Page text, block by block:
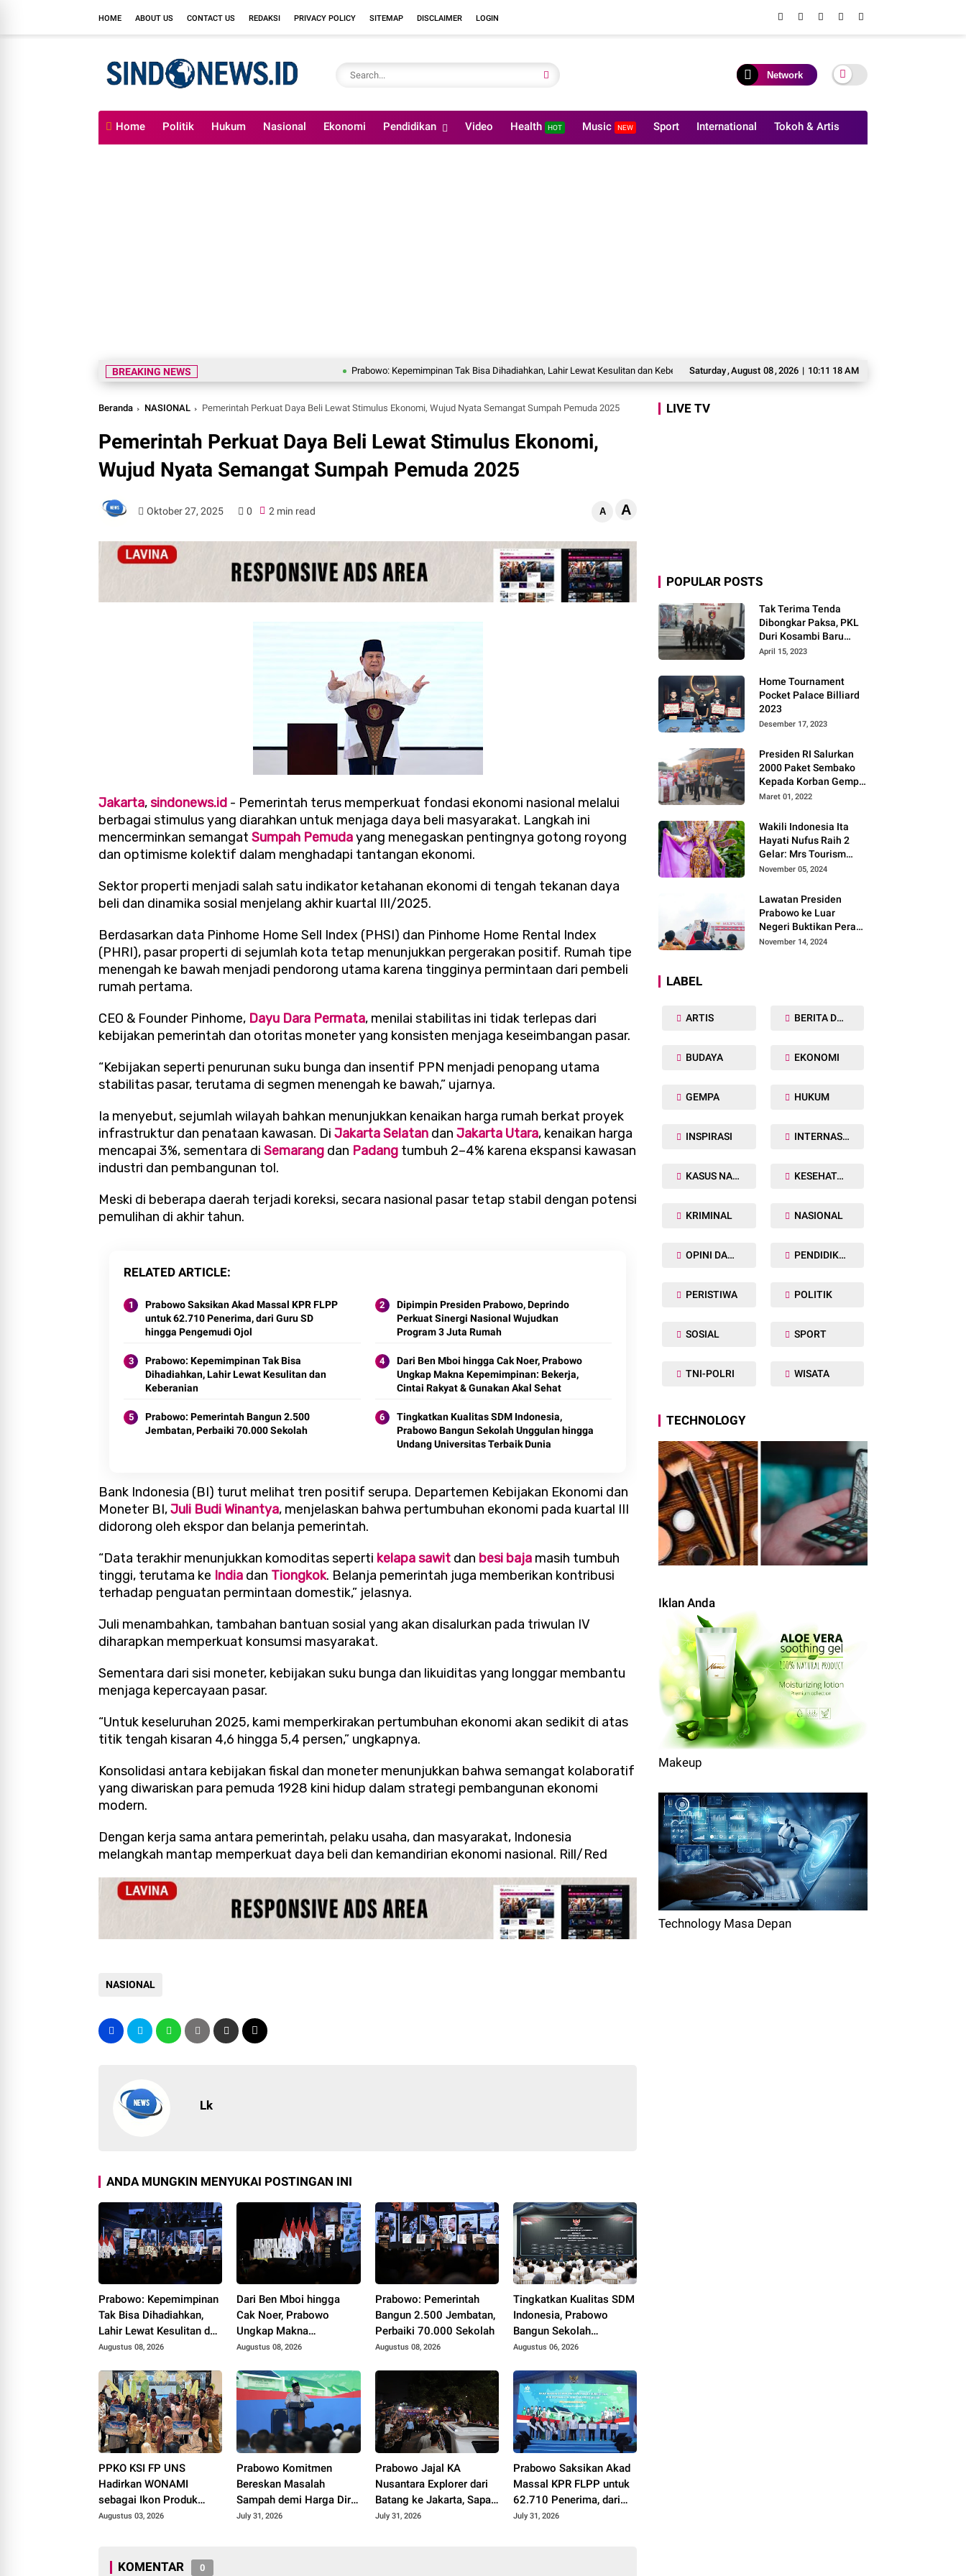
HOME ABOUT US CONTACT US REDAKSI PRIVACY POLICY SITEMAP DISCLAIMER LOGIN
Network
Home Politik Hukum Nasional Ekonomi Pendidikan Video Health HOT Music NEW Sport International Tokoh & Artis
Saturday,August 08,2026 | 10:11 20 AM
BREAKING NEWS Prabowo: Kepemimpinan Tak Bisa Dihadiahkan, Lahir Lewat Kesulitan dan Keberanian Prabowo Bertekad Perbaiki Buku Ajar SD-SMA, Jadikan Negara Lain
Beranda NASIONAL Pemerintah Perkuat Daya Beli Lewat Stimulus Ekonomi, Wujud Nyata Semangat Sumpah Pemuda 2025
Pemerintah Perkuat Daya Beli Lewat Stimulus Ekonomi,
Wujud Nyata Semangat Sumpah Pemuda 2025
Oktober 27, 2025 0 2 min read A A
Jakarta,sindonews.id - Pemerintah terus memperkuat fondasi ekonomi nasional melalui
berbagai stimulus yang diarahkan untuk menjaga daya beli masyarakat. Langkah ini
mencerminkan semangat Sumpah Pemudayang menegaskan pentingnya gotong royong
dan optimisme kolektif dalam menghadapi tantangan ekonomi.
Sektor properti menjadi salah satu indikator ketahanan ekonomi di tengah tekanan daya
beli dan dinamika sosial menjelang akhir kuartal III/2025.
Berdasarkan data Pinhome Home Sell Index (PHSI) dan Pinhome Home Rental Index
(PHRI), pasar properti di sejumlah kota tetap menunjukkan pergerakan positif. Rumah tipe
menengah ke bawah menjadi pendorong utama karena tingginya permintaan dari pembeli
rumah pertama.
CEO & Founder Pinhome, Dayu Dara Permata, menilai stabilitas ini tidak terlepas dari
kebijakan pemerintah dan otoritas moneter yang konsisten menjaga keseimbangan pasar.
“Kebijakan seperti penurunan suku bunga dan insentif PPN menjadi penopang utama
stabilitas pasar, terutama di segmen menengah ke bawah,” ujarnya.
Ia menyebut, sejumlah wilayah bahkan menunjukkan kenaikan harga rumah berkat proyek
infrastruktur dan penataan kawasan. Di Jakarta Selatan dan Jakarta Utara, kenaikan harga
mencapai 3%, sementara di Semarang dan Padang tumbuh 2–4% karena ekspansi kawasan
industri dan pembangunan tol.
Meski di beberapa daerah terjadi koreksi, secara nasional pasar tetap stabil dengan potensi
pemulihan di akhir tahun.
RELATED ARTICLE
Prabowo Saksikan Akad Massal KPR FLPP
untuk 62.710 Penerima, dari Guru SD
hingga Pengemudi Ojol
Dipimpin Presiden Prabowo, Deprindo
Perkuat Sinergi Nasional Wujudkan
Program 3 Juta Rumah
Prabowo: Kepemimpinan Tak Bisa
Dihadiahkan, Lahir Lewat Kesulitan dan
Keberanian
Dari Ben Mboi hingga Cak Noer, Prabowo
Ungkap Makna Kepemimpinan: Bekerja,
Cintai Rakyat & Gunakan Akal Sehat
Prabowo: Pemerintah Bangun 2.500
Jembatan, Perbaiki 70.000 Sekolah
Tingkatkan Kualitas SDM Indonesia,
Prabowo Bangun Sekolah Unggulan hingga
Undang Universitas Terbaik Dunia
Bank Indonesia (BI) turut melihat tren positif serupa. Departemen Kebijakan Ekonomi dan
Moneter BI,Juli Budi Winantya, menjelaskan bahwa pertumbuhan ekonomi pada kuartal III
didorong oleh ekspor dan belanja pemerintah.
“Data terakhir menunjukkan komoditas seperti kelapa sawit dan besi baja masih tumbuh
tinggi, terutama ke India dan Tiongkok. Belanja pemerintah juga memberikan kontribusi
terhadap penguatan permintaan domestik,” jelasnya.
Juli menambahkan, tambahan bantuan sosial yang akan disalurkan pada triwulan IV
diharapkan memperkuat konsumsi masyarakat.
Sementara dari sisi moneter, kebijakan suku bunga dan likuiditas yang longgar membantu
menjaga kepercayaan pasar.
“Untuk keseluruhan 2025, kami memperkirakan pertumbuhan ekonomi akan sedikit di atas
titik tengah kisaran 4,6 hingga 5,4 persen,” ungkapnya.
Konsolidasi antara kebijakan fiskal dan moneter menunjukkan bahwa semangat kolaboratif
yang diwariskan para pemuda 1928 kini hidup dalam strategi pembangunan ekonomi
modern.
Dengan kerja sama antara pemerintah, pelaku usaha, dan masyarakat, Indonesia
melangkah mantap memperkuat daya beli dan kemandirian ekonomi nasional. Rill/Red
NASIONAL
Lk
ANDA MUNGKIN MENYUKAI POSTINGAN INI
Prabowo: Kepemimpinan
Tak Bisa Dihadiahkan,
Lahir Lewat Kesulitan dan
Keberanian
Augustus 08, 2026
Dari Ben Mboi hingga
Cak Noer, Prabowo
Ungkap Makna
Kepemimpinan: Bekerja,
Akal Sehat
Augustus 08, 2026
Prabowo: Pemerintah
Bangun 2.500 Jembatan,
Perbaiki 70.000 Sekolah
Augustus 08, 2026
Tingkatkan Kualitas SDM
Indonesia, Prabowo
Bangun Sekolah
Unggulan hingga Undang
Augustus 06, 2026
PPKO KSI FP UNS
Hadirkan WONAMI
sebagai Ikon Produk
Desa Wonorejo, Raih
2026
Augustus 03, 2026
Prabowo Komitmen
Bereskan Masalah
Sampah demi Harga Diri
Bangsa
July 31, 2026
Prabowo Jajal KA
Nusantara Explorer dari
Batang ke Jakarta, Sapa
Hangat Warga
July 31, 2026
Prabowo Saksikan Akad
Massal KPR FLPP untuk
62.710 Penerima, dari
Guru SD hingga
July 31, 2026
KOMENTAR 0
LIVE TV
POPULAR POSTS
Tak Terima Tenda
Dibongkar Paksa, PKL
Duri Kosambi Baru
Gugat PT MD
April 15, 2023
Home Tournament
Pocket Palace Billiard
2023
Desember 17, 2023
Presiden RI Salurkan
2000 Paket Sembako
Kepada Korban Gempa
di Pasaman Barat
Maret 01, 2022
Wakili Indonesia Ita
Hayati Nufus Raih 2
Gelar: Mrs Tourism
2024 dan Fourth
Worldwide
International 2024, di
Pemilihan Mrs
Worldwide 2024
November 05, 2024
Lawatan Presiden
Prabowo ke Luar
Negeri Buktikan Peran
Strategis Indonesia di
November 14, 2024
LABEL
ARTIS BERITA DAERAH
BUDAYA EKONOMI
GEMPA HUKUM
INSPIRASI INTERNASIONAL
KASUS NARKOBA KESEHATAN TUBUH
KRIMINAL NASIONAL
OPINI DAN ARTIKEL PENDIDIKAN
PERISTIWA POLITIK
SOSIAL SPORT
TNI-POLRI WISATA
TECHNOLOGY
Iklan Anda
Makeup
Technology Masa Depan